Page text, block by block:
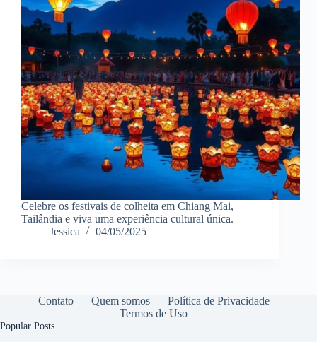
Celebre os festivais de colheita em Chiang Mai,
Tailândia e viva uma experiência cultural única.
Jessica
04/05/2025
Contato Quem somos
Política de Privacidade
Termos de Uso
Popular Posts